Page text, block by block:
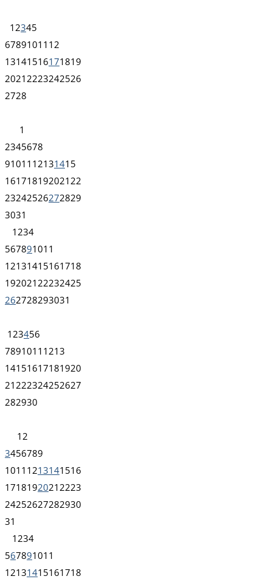
1 2345
67891011 12
13141516171819
2021 2223242526
2728
1
2345678
91011 12131415
161718192021 22
23242526272829
3031
1 234
567891011
12131415161718
192021 22232425
262728293031
1 23456
7891011 1213
14151617181920
21 222324252627
282930
1 2
3456789
1011 1213141516
1718192021 2223
24252627282930
31
1 234
567891011
12131415161718